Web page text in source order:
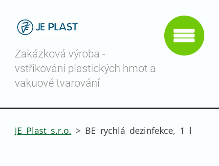
Zakázková výroba -
vstřikování plastických hmot a
vakuové tvarování
JE Plast s.r.o. > BE rychlá dezinfekce, 1 l